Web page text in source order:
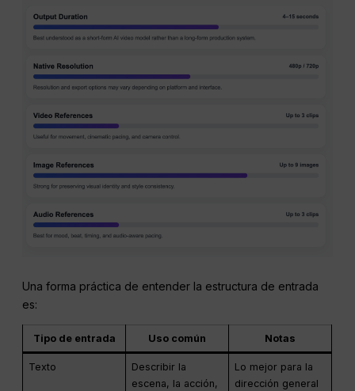
Una forma práctica de entender la estructura de entrada
es:
Tipo de entrada Uso común Notas
Texto
Describir la
escena, la acción,
Lo mejor para la
dirección general